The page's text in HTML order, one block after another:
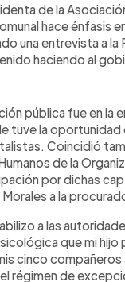
de la
hace énfasis
una entrevista a
haciendo al
pública fue en la
tuve la oportunidad
Coincidió
de la
por dichas
a la
a las
que mi hijo
cinco
régimen de